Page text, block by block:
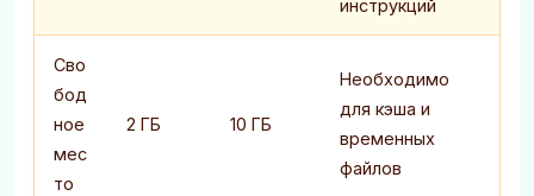
инструкций
Сво
бод
ное
мес
то
2 ГБ 10 ГБ
Необходимо
для кэша и
временных
файлов